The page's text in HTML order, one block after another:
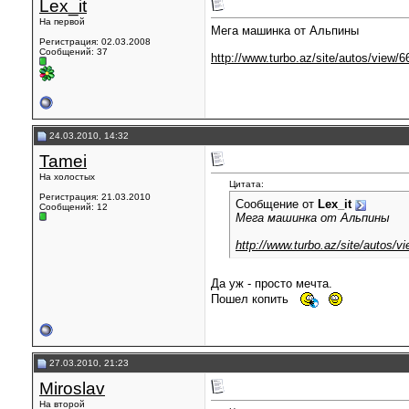
Lex_it
На первой
Регистрация: 02.03.2008
Сообщений: 37
Мега машинка от Альпины
http://www.turbo.az/site/autos/view/
24.03.2010, 14:32
Tamei
На холостых
Регистрация: 21.03.2010
Сообщений: 12
Цитата:
Сообщение от Lex_it
Мега машинка от Альпины
http://www.turbo.az/site/autos/
Да уж - просто мечта.
Пошел копить
27.03.2010, 21:23
Miroslav
На второй